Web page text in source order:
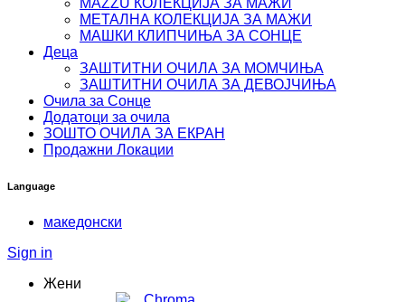
МЕТАЛНА КОЛЕКЦИЈА ЗА МАЖИ
МАШКИ КЛИПЧИЊА ЗА СОНЦЕ
Деца
ЗАШТИТНИ ОЧИЛА ЗА МОМЧИЊА
ЗАШТИТНИ OЧИЛА ЗА ДЕВОЈЧИЊА
Очила за Сонце
Додатоци за очила
ЗOШТО ОЧИЛА ЗА ЕКРАН
Продажни Локации
Language
македонски
Sign in
Жени